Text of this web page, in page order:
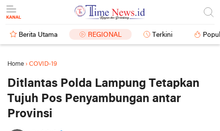
Berita Utama REGIONAL Terkini
Home › COVID-19
Ditlantas Polda Lampung Tetapkan
Tujuh Pos Penyambungan antar
Provinsi